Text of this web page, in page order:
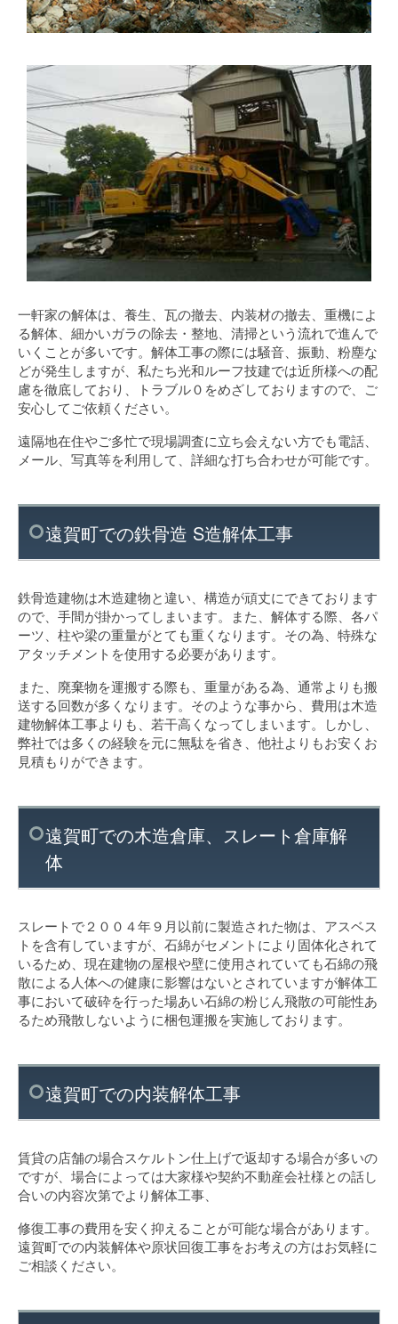
一軒家の解体は、養生、瓦の撤去、内装材の撤去、重機によ
る解体、細かいガラの除去・整地、清掃という流れで進んで
いくことが多いです。解体工事の際には騒音、振動、粉塵な
どが発生しますが、私たち光和ルーフ技建では近所様への配
慮を徹底しており、トラブル０をめざしておりますので、ご
安心してご依頼ください。
遠隔地在住やご多忙で現場調査に立ち会えない方でも電話、
メール、写真等を利用して、詳細な打ち合わせが可能です。
遠賀町での鉄骨造 S造解体工事
鉄骨造建物は木造建物と違い、構造が頑丈にできております
ので、手間が掛かってしまいます。また、解体する際、各パ
ーツ、柱や梁の重量がとても重くなります。その為、特殊な
アタッチメントを使用する必要があります。
また、廃棄物を運搬する際も、重量がある為、通常よりも搬
送する回数が多くなります。そのような事から、費用は木造
建物解体工事よりも、若干高くなってしまいます。しかし、
弊社では多くの経験を元に無駄を省き、他社よりもお安くお
見積もりができます。
遠賀町での木造倉庫、スレート倉庫解
体
スレートで２００４年９月以前に製造された物は、アスベス
トを含有していますが、石綿がセメントにより固体化されて
いるため、現在建物の屋根や壁に使用されていても石綿の飛
散による人体への健康に影響はないとされていますが解体工
事において破砕を行った場あい石綿の粉じん飛散の可能性あ
るため飛散しないように梱包運搬を実施しております。
遠賀町での内装解体工事
賃貸の店舗の場合スケルトン仕上げで返却する場合が多いの
ですが、場合によっては大家様や契約不動産会社様との話し
合いの内容次第でより解体工事、
修復工事の費用を安く抑えることが可能な場合があります。
遠賀町での内装解体や原状回復工事をお考えの方はお気軽に
ご相談ください。